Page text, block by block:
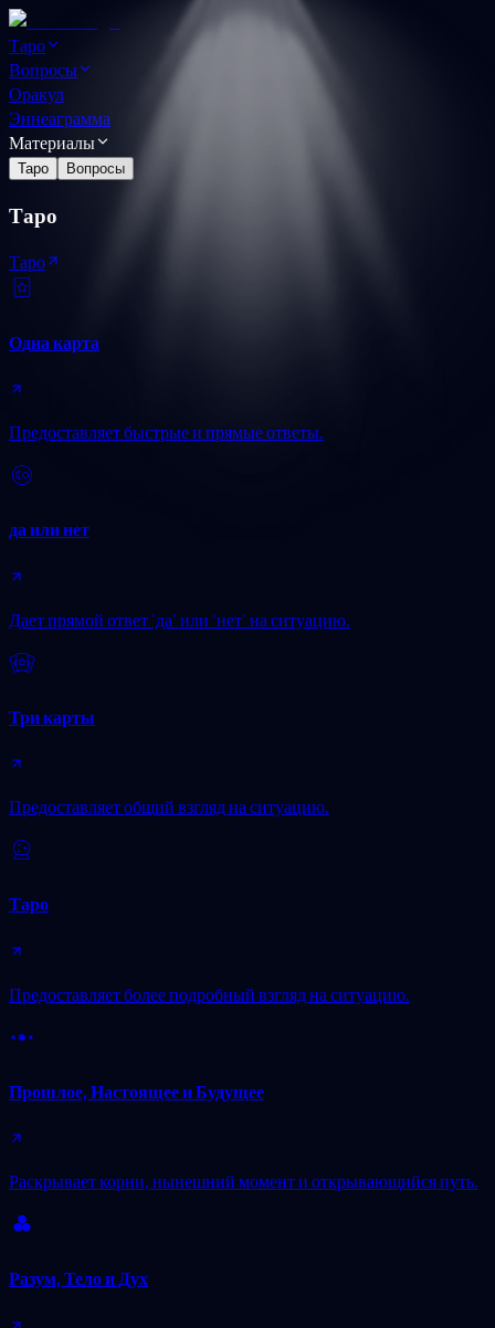
Таро
Вопросы
Оракул
Эннеаграмма
Материалы
Таро Вопросы
Таро
Таро
Одна карта
Предоставляет быстрые и прямые ответы.
да или нет
Дает прямой ответ 'да' или 'нет' на ситуацию.
Три карты
Предоставляет общий взгляд на ситуацию.
Таро
Предоставляет более подробный взгляд на ситуацию.
Прошлое, Настоящее и Будущее
Раскрывает корни, нынешний момент и открывающийся путь.
Разум, Тело и Дух